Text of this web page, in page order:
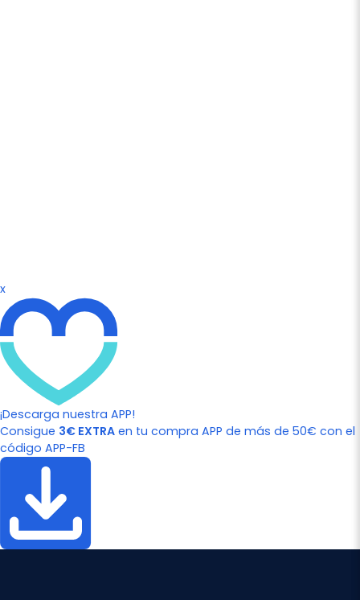
x
¡Descarga nuestra APP!
Consigue 3€ EXTRA en tu compra APP de más de 50€ con el
código APP-FB